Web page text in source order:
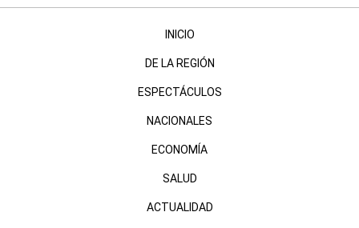
INICIO
DE LA REGIÓN
ESPECTÁCULOS
NACIONALES
ECONOMÍA
SALUD
ACTUALIDAD